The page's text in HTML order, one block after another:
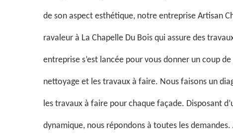
de son aspect esthétique, notre entreprise Artisan
ravaleur à La Chapelle Du Bois qui assure des
entreprise s’est lancée pour vous donner un coup
nettoyage et les travaux à faire. Nous faisons un
les travaux à faire pour chaque façade. Disposant
dynamique, nous répondons à toutes les demandes.